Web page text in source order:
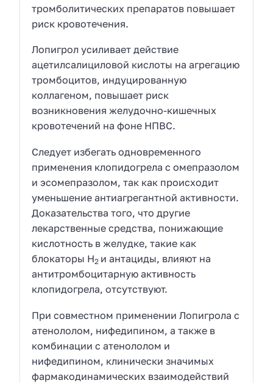
тромболитических препаратов повышает
риск кровотечения.
Лопигрол усиливает действие
ацетилсалициловой кислоты на агрегацию
тромбоцитов, индуцированную
коллагеном, повышает риск
возникновения желудочно-кишечных
кровотечений на фоне НПВС.
Следует избегать одновременного
применения клопидогрела с омепразолом
и эсомепразолом, так как происходит
уменьшение антиагрегантной активности.
Доказательства того, что другие
лекарственные средства, понижающие
кислотность в желудке, такие как
блокаторы Н2 и антациды, влияют на
антитромбоцитарную активность
клопидогрела, отсутствуют.
При совместном применении Лопигрола с
атенололом, нифедипином, а также в
комбинации с атенололом и
нифедипином, клинически значимых
фармакодинамических взаимодействий